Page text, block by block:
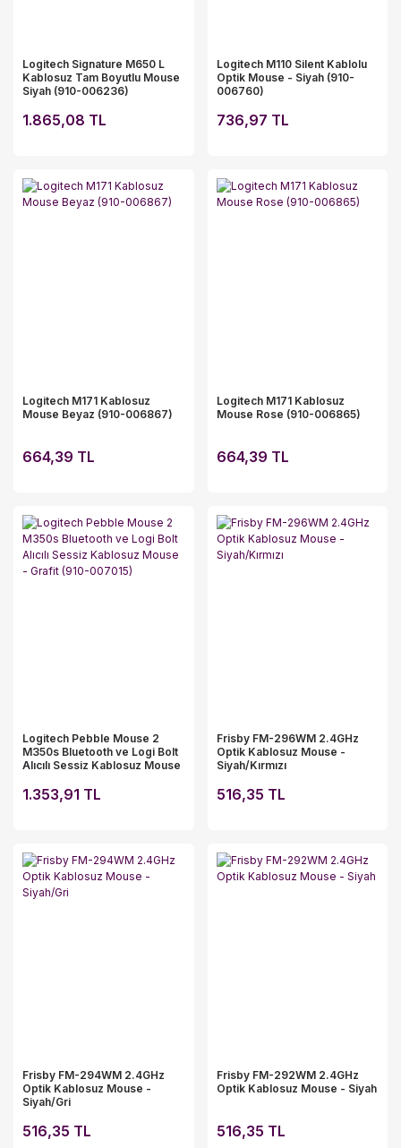
Logitech Signature M650 L
Kablosuz Tam Boyutlu Mouse
Siyah (910-006236)
1.865,08 TL
Logitech M110 Silent Kablolu
Optik Mouse - Siyah (910-
006760)
736,97 TL
Logitech M171 Kablosuz
Mouse Beyaz (910-006867)
664,39 TL
Logitech M171 Kablosuz
Mouse Rose (910-006865)
664,39 TL
Logitech Pebble Mouse 2
M350s Bluetooth ve Logi Bolt
Alıcılı Sessiz Kablosuz Mouse
1.353,91 TL
Frisby FM-296WM 2.4GHz
Optik Kablosuz Mouse -
Siyah/Kırmızı
516,35 TL
Frisby FM-294WM 2.4GHz
Optik Kablosuz Mouse -
Siyah/Gri
516,35 TL
Frisby FM-292WM 2.4GHz
Optik Kablosuz Mouse - Siyah
516,35 TL